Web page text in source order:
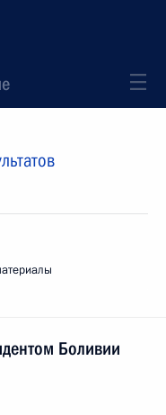
Боливии